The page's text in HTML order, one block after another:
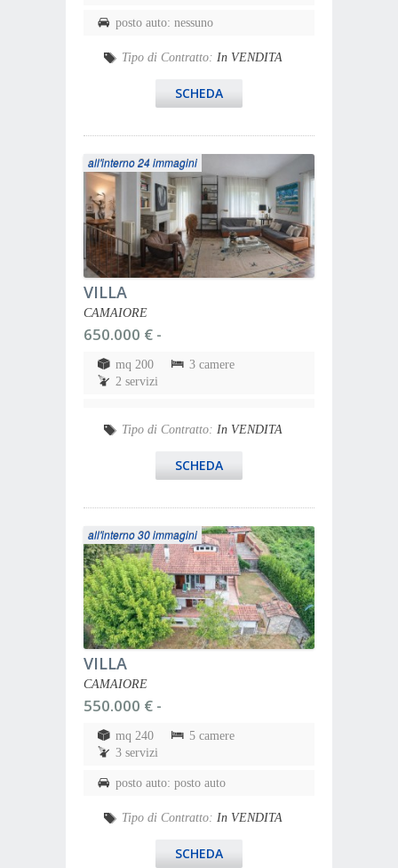
posto auto: nessuno
Tipo di Contratto: In VENDITA
SCHEDA
all'interno 24 immagini
VILLA
CAMAIORE
650.000 € -
mq 200
3 camere
2 servizi
Tipo di Contratto: In VENDITA
SCHEDA
all'interno 30 immagini
VILLA
CAMAIORE
550.000 € -
mq 240
5 camere
3 servizi
posto auto: posto auto
Tipo di Contratto: In VENDITA
SCHEDA